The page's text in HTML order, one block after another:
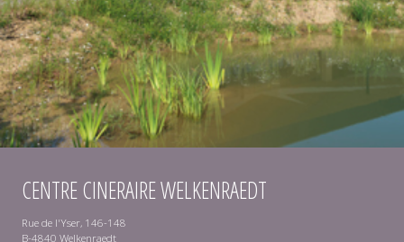
CENTRE CINERAIRE WELKENRAEDT
Rue de l'Yser, 146-148
B-4840 Welkenraedt